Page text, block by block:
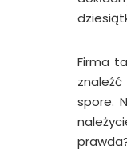
Firma
spore.